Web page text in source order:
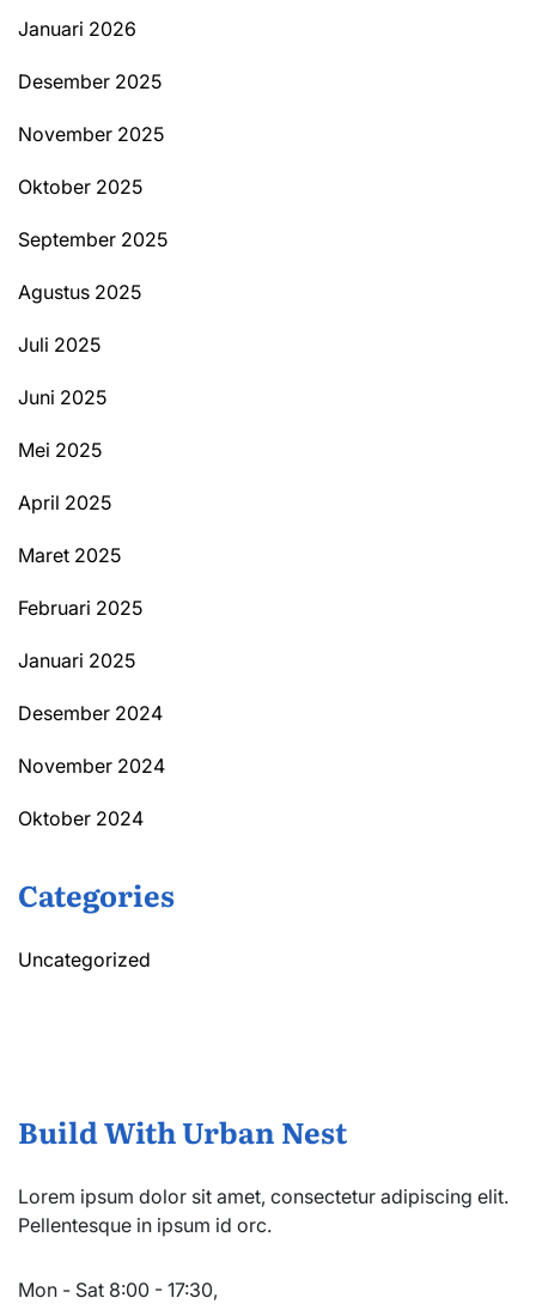
Januari 2026
Desember 2025
November 2025
Oktober 2025
September 2025
Agustus 2025
Juli 2025
Juni 2025
Mei 2025
April 2025
Maret 2025
Februari 2025
Januari 2025
Desember 2024
November 2024
Oktober 2024
Categories
Uncategorized
Build With Urban Nest
Lorem ipsum dolor sit amet, consectetur adipiscing elit.
Pellentesque in ipsum id orc.
Mon - Sat 8:00 - 17:30,